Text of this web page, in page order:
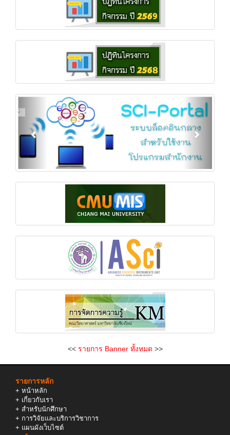
<< รายการ Banner ทั้งหมด >>
รายการหลัก
+ หน้าหลัก
+ เกี่ยวกับเรา
+ สำหรับนักศึกษา
+ การวิจัยและบริการวิชาการ
+ แผนผังเว็บไซต์